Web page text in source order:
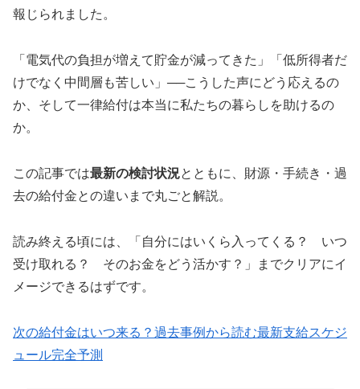
報じられました。
「電気代の負担が増えて貯金が減ってきた」「低所得者だ
けでなく中間層も苦しい」──こうした声にどう応えるの
か、そして一律給付は本当に私たちの暮らしを助けるの
か。
この記事では最新の検討状況とともに、財源・手続き・過
去の給付金との違いまで丸ごと解説。
読み終える頃には、「自分にはいくら入ってくる？ いつ
受け取れる？ そのお金をどう活かす？」までクリアにイ
メージできるはずです。
次の給付金はいつ来る？過去事例から読む最新支給スケジ
ュール完全予測